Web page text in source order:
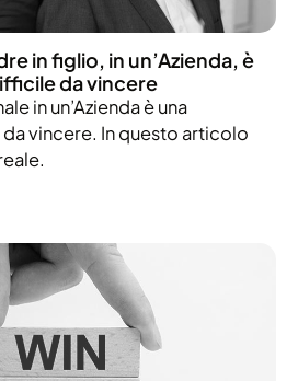
in figlio, in un’Azienda, è
da vincere
in un’Azienda è una
vincere. In questo articolo